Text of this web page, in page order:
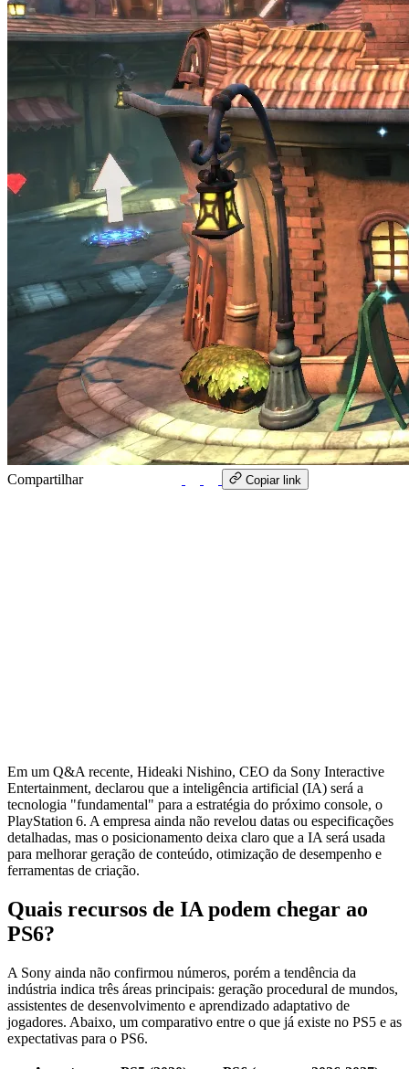
Compartilhar Copiar link
Em um Q&A recente, Hideaki Nishino, CEO da Sony Interactive
Entertainment, declarou que a inteligência artificial (IA) será a
tecnologia "fundamental" para a estratégia do próximo console, o
PlayStation 6. A empresa ainda não revelou datas ou especificações
detalhadas, mas o posicionamento deixa claro que a IA será usada
para melhorar geração de conteúdo, otimização de desempenho e
ferramentas de criação.
Quais recursos de IA podem chegar ao
PS6?
A Sony ainda não confirmou números, porém a tendência da
indústria indica três áreas principais: geração procedural de mundos,
assistentes de desenvolvimento e aprendizado adaptativo de
jogadores. Abaixo, um comparativo entre o que já existe no PS5 e as
expectativas para o PS6.